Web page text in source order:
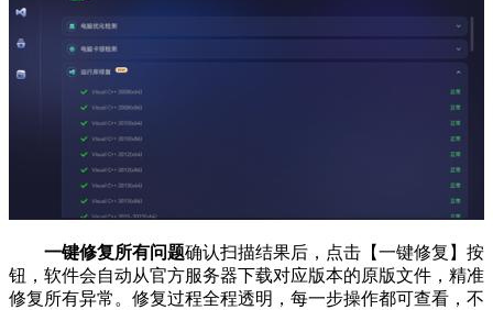
一键修复所有问题确认扫描结果后，点击【一键修复】按
钮，软件会自动从官方服务器下载对应版本的原版文件，精准
修复所有异常。修复过程全程透明，每一步操作都可查看，不